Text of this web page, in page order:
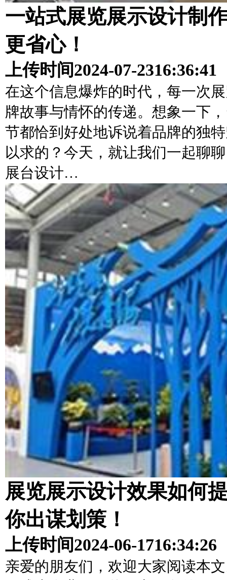
一站式展览展示设计制
更省心！
上传时间2024-07-2316:36:41
在这个信息爆炸的时代，每一次
牌故事与情怀的传递。想象一下
节都恰到好处地诉说着品牌的独
以求的？今天，就让我们一起聊
展台设计…
展览展示设计效果如何
你出谋划策！
上传时间2024-06-1716:34:26
亲爱的朋友们，欢迎大家阅读本